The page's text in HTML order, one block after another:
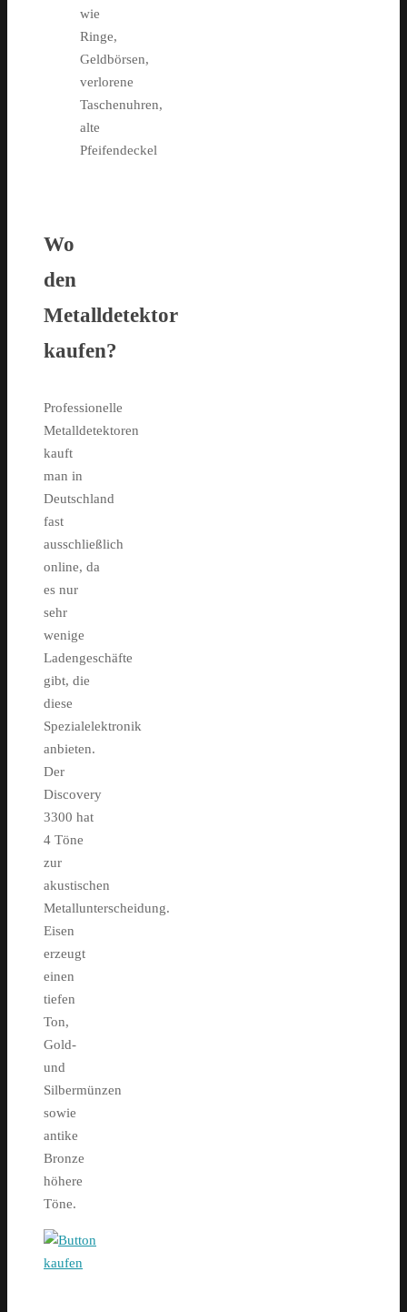
wie
Ringe,
Geldbörsen,
verlorene
Taschenuhren,
alte
Pfeifendeckel
Wo
den
Metalldetektor
kaufen?
Professionelle
Metalldetektoren
kauft
man in
Deutschland
fast
ausschließlich
online, da
es nur
sehr
wenige
Ladengeschäfte
gibt, die
diese
Spezialelektronik
anbieten.
Der
Discovery
3300 hat
4 Töne
zur
akustischen
Metallunterscheidung.
Eisen
erzeugt
einen
tiefen
Ton,
Gold-
und
Silbermünzen
sowie
antike
Bronze
höhere
Töne.